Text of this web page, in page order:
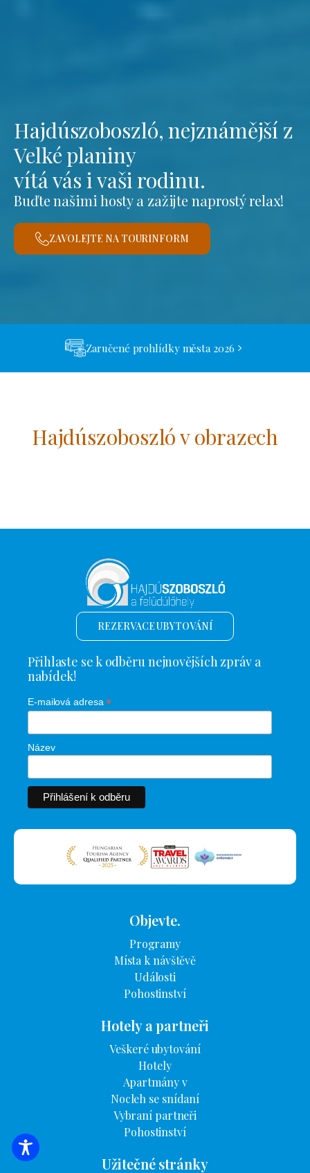
Hajdúszoboszló, nejznámější z
Velké planiny
vítá vás i vaši rodinu.
Buďte našimi hosty a zažijte naprostý relax!
ZAVOLEJTE NA TOURINFORM
Zaručené prohlídky města 2026
Hajdúszoboszló v obrazech
REZERVACE UBYTOVÁNÍ
Přihlaste se k odběru nejnovějších zpráv a
nabídek!
E-mailová adresa*
Název
Objevte.
Programy
Místa k návštěvě
Události
Pohostinství
Hotely a partneři
Veškeré ubytování
Hotely
Apartmány v
Nocleh se snídaní
Vybraní partneři
Pohostinství
Užitečné stránky